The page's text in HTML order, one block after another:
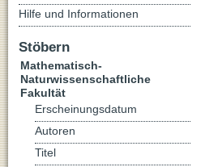
Hilfe und Informationen
Stöbern
Mathematisch-
Naturwissenschaftliche
Fakultät
Erscheinungsdatum
Autoren
Titel